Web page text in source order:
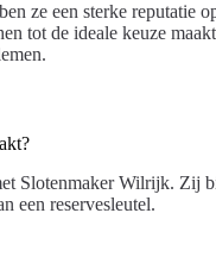
ze een sterke reputatie
tot de ideale keuze
Slotenmaker Wilrijk. Zij
een reservesleutel.